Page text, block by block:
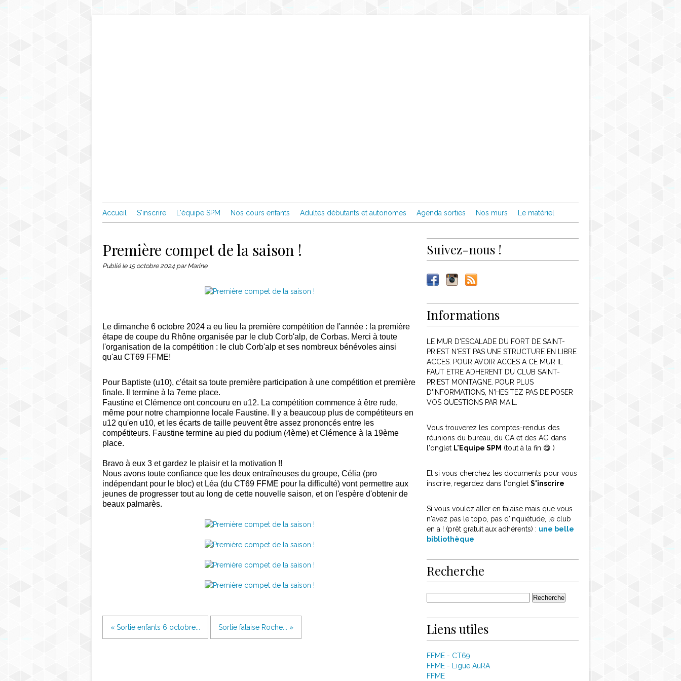
Accueil S'inscrire L'équipe SPM Nos cours enfants Adultes débutants et autonomes Agenda sorties Nos murs Le matériel
Première compet de la saison !
Publié le 15 octobre 2024 par Marine
Le dimanche 6 octobre 2024 a eu lieu la première compétition de l'année : la première
étape de coupe du Rhône organisée par le club Corb'alp, de Corbas. Merci à toute
l'organisation de la compétition : le club Corb'alp et ses nombreux bénévoles ainsi
qu'au CT69 FFME!
Pour Baptiste (u10), c'était sa toute première participation à une compétition et première
finale. Il termine à la 7eme place.
Faustine et Clémence ont concouru en u12. La compétition commence à être rude,
même pour notre championne locale Faustine. Il y a beaucoup plus de compétiteurs en
u12 qu'en u10, et les écarts de taille peuvent être assez prononcés entre les
compétiteurs. Faustine termine au pied du podium (4ème) et Clémence à la 19ème
place.
Bravo à eux 3 et gardez le plaisir et la motivation !!
Nous avons toute confiance que les deux entraîneuses du groupe, Célia (pro
indépendant pour le bloc) et Léa (du CT69 FFME pour la difficulté) vont permettre aux
jeunes de progresser tout au long de cette nouvelle saison, et on l'espère d'obtenir de
beaux palmarès.
« Sortie enfants 6 octobre... Sortie falaise Roche... »
Suivez-nous !
Informations
LE MUR D'ESCALADE DU FORT DE SAINT-
PRIEST N'EST PAS UNE STRUCTURE EN LIBRE
ACCES. POUR AVOIR ACCES A CE MUR IL
FAUT ETRE ADHERENT DU CLUB SAINT-
PRIEST MONTAGNE. POUR PLUS
D'INFORMATIONS, N'HESITEZ PAS DE POSER
VOS QUESTIONS PAR MAIL.
Vous trouverez les comptes-rendus des
réunions du bureau, du CA et des AG dans
l'onglet L'Equipe SPM (tout à la fin 😋 )
Et si vous cherchez les documents pour vous
inscrire, regardez dans l'onglet S'inscrire
Si vous voulez aller en falaise mais que vous
n'avez pas le topo, pas d'inquiétude, le club
en a ! (prêt gratuit aux adhérents) : une belle
bibliothèque
Recherche
Liens utiles
FFME - CT69
FFME - Ligue AuRA
FFME